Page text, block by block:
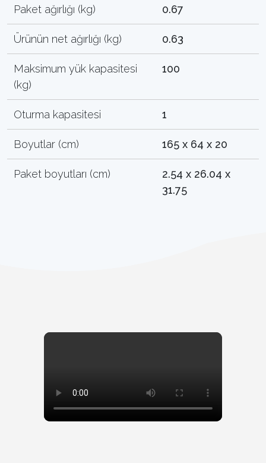
Paket ağırlığı (kg) 0.67
Ürünün net ağırlığı (kg) 0.63
Maksimum yük kapasitesi
(kg)
100
Oturma kapasitesi 1
Boyutlar (cm) 165 x 64 x 20
Paket boyutları (cm)
2.54 x 26.04 x
31.75